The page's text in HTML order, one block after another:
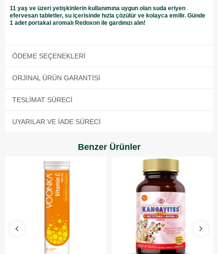
11 yaş ve üzeri yetişkinlerin kullanımına uygun olan suda eriyen
efervesan tabletler, su içerisinde hızla çözülür ve kolayca emilir. Günde
1 adet portakal aromalı Redoxon ile gardınızı alın!
ÖDEME SEÇENEKLERI
ORJINAL ÜRÜN GARANTISI
TESLIMAT SÜRECI
UYARILAR VE İADE SÜRECI
Benzer Ürünler